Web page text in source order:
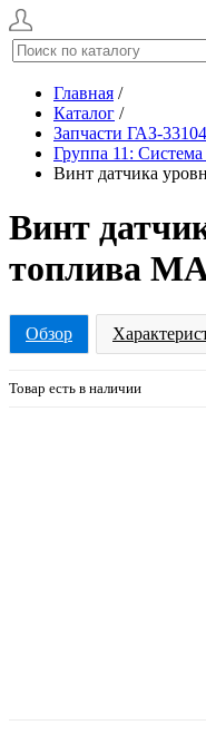
Главная /
Каталог /
Запчасти ГАЗ-
Группа 11:
Винт датчика
Винт
топлива
Обзор
Товар есть в наличии